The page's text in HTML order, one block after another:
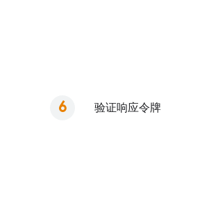
验证响应令牌